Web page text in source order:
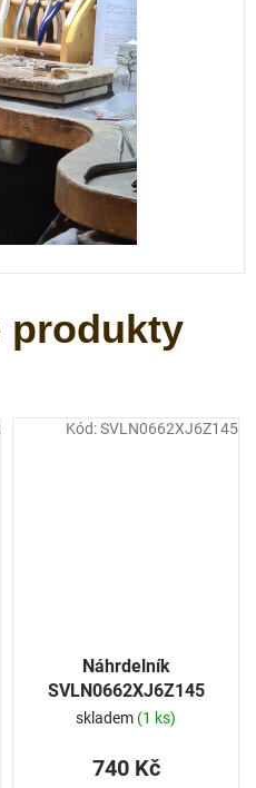
Náhrdelník
SVLN0662XJ6Z145
skladem (1 ks)
740 Kč
Kód:SVLN0662XJ6Z145